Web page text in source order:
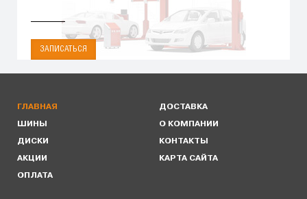
ЗАПИСАТЬСЯ
ГЛАВНАЯ
ШИНЫ
ДИСКИ
АКЦИИ
ОПЛАТА
ДОСТАВКА
О КОМПАНИИ
КОНТАКТЫ
КАРТА САЙТА